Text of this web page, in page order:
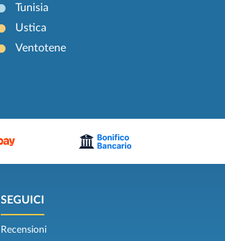
Tunisia
Ustica
Ventotene
SEGUICI
Recensioni